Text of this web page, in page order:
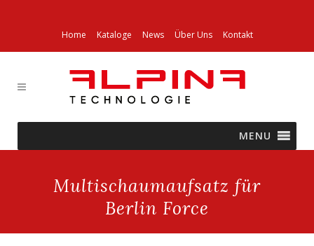
Home Kataloge News Über Uns Kontakt
MENU
Multischaumaufsatz für
Berlin Force